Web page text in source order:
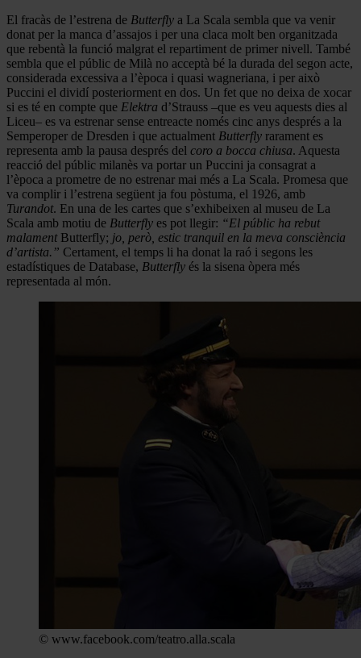
El fracàs de l’estrena de Butterfly a La Scala sembla que va venir
donat per la manca d’assajos i per una claca molt ben organitzada
que rebentà la funció malgrat el repartiment de primer nivell. També
sembla que el públic de Milà no acceptà bé la durada del segon acte,
considerada excessiva a l’època i quasi wagneriana, i per això
Puccini el dividí posteriorment en dos. Un fet que no deixa de xocar
si es té en compte que Elektra d’Strauss –que es veu aquests dies al
Liceu– es va estrenar sense entreacte només cinc anys després a la
Semperoper de Dresden i que actualment Butterfly rarament es
representa amb la pausa després del coro a bocca chiusa. Aquesta
reacció del públic milanès va portar un Puccini ja consagrat a
l’època a prometre de no estrenar mai més a La Scala. Promesa que
va complir i l’estrena següent ja fou pòstuma, el 1926, amb
Turandot. En una de les cartes que s’exhibeixen al museu de La
Scala amb motiu de Butterfly es pot llegir: “El públic ha rebut
malamentButterfly; jo, però, estic tranquil en la meva consciència
d’artista.” Certament, el temps li ha donat la raó i segons les
estadístiques de Database, Butterfly és la sisena òpera més
representada al món.
© www.facebook.com/teatro.alla.scala